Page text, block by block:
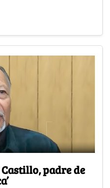
padre de